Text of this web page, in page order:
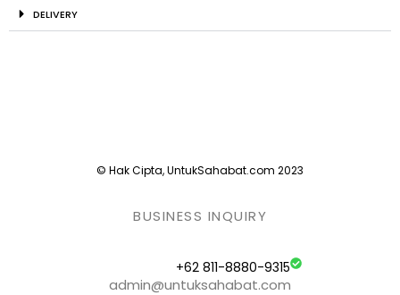
DELIVERY
© Hak Cipta, UntukSahabat.com 2023
BUSINESS INQUIRY
+62 811-8880-9315
admin@untuksahabat.com